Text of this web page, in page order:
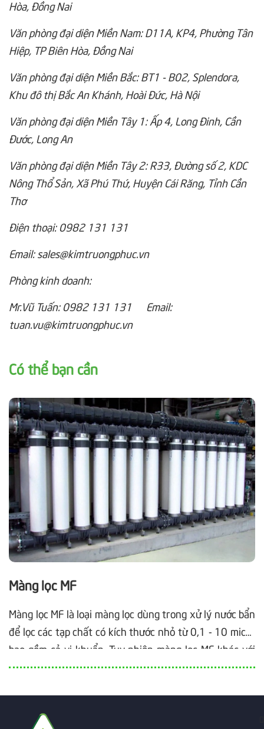
Hòa, Đồng Nai
Văn phòng đại diện Miền Nam: D11A, KP4, Phường Tân
Hiệp, TP Biên Hòa, Đồng Nai
Văn phòng đại diện Miền Bắc: BT1 - B02, Splendora,
Khu đô thị Bắc An Khánh, Hoài Đức, Hà Nội
Văn phòng đại diện Miền Tây 1: Ấp 4, Long Đinh, Cần
Đước, Long An
Văn phòng đại diện Miền Tây 2: R33, Đường số 2, KDC
Nông Thổ Sản, Xã Phú Thứ, Huyện Cái Răng, Tỉnh Cần
Thơ
Điện thoại: 0982 131 131
Email: sales@kimtruongphuc.vn
Phòng kinh doanh:
Mr.Vũ Tuấn: 0982 131 131 Email:
tuan.vu@kimtruongphuc.vn
Có thể bạn cần
Màng lọc MF
Màng lọc MF là loại màng lọc dùng trong xử lý nước bẩn
để lọc các tạp chất có kích thước nhỏ từ 0,1 - 10 micro
bao gồm cả vi khuẩn. Tuy nhiên màng lọc MF khác với
màng lọc sử dụng công nghệ RO hay nano ở điểm đó là